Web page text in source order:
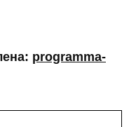
programma-